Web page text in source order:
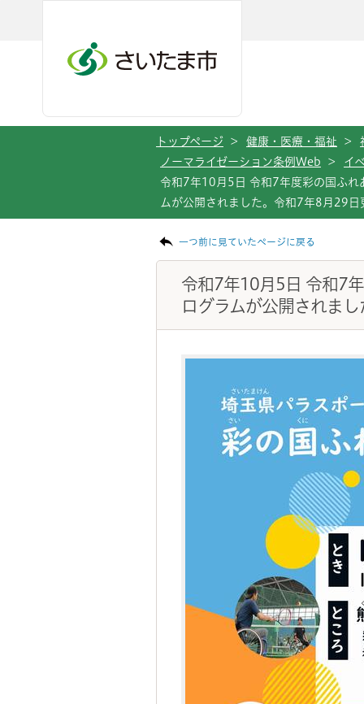
トップページ > 健康・医療・福祉 >
ノーマライゼーション条例Web
>
イ
令和7年10月5日 令和7年度彩の国ふれ
ムが公開されました。令和7年8月29日
一つ前に見ていたページに戻る
令和7年10月5日 令和7
ログラムが公開されま